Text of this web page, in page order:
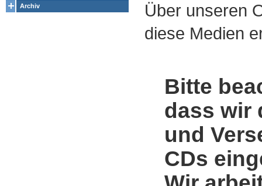
Archiv
Über unseren
diese Medien
Bitte
dass wir
und
CDs